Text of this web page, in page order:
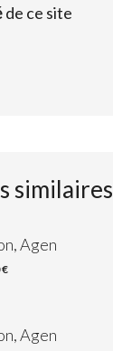
de ce site
similaires
Agen
€
Agen